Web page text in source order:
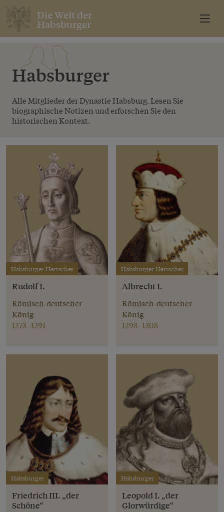
Die Welt der
Habsburger
Habsburger
Alle Mitglieder der Dynastie Habsburg. Lesen Sie
biographische Notizen und erforschen Sie den
historischen Kontext.
Habsburger Herrscher
Rudolf I.
Römisch-deutscher
König
1273–1291
Habsburger Herrscher
Albrecht I.
Römisch-deutscher
König
1298–1308
Habsburger
Friedrich III. „der
Schöne“
Habsburger
Leopold I. „der
Glorwürdige“